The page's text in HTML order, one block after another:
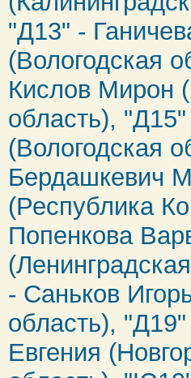
"Д13" -
(Вологодская
Кислов Мирон
область),
(Вологодская
Бердашкевич
(Республика
Попенкова
- Саньков
область),
Евгения